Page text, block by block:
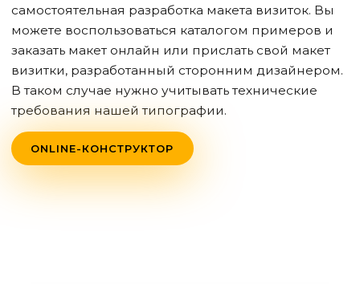
самостоятельная разработка макета визиток. Вы
можете воспользоваться каталогом примеров и
заказать макет онлайн или прислать свой макет
визитки, разработанный сторонним дизайнером.
В таком случае нужно учитывать технические
требования нашей типографии.
ONLINE-КОНСТРУКТОР